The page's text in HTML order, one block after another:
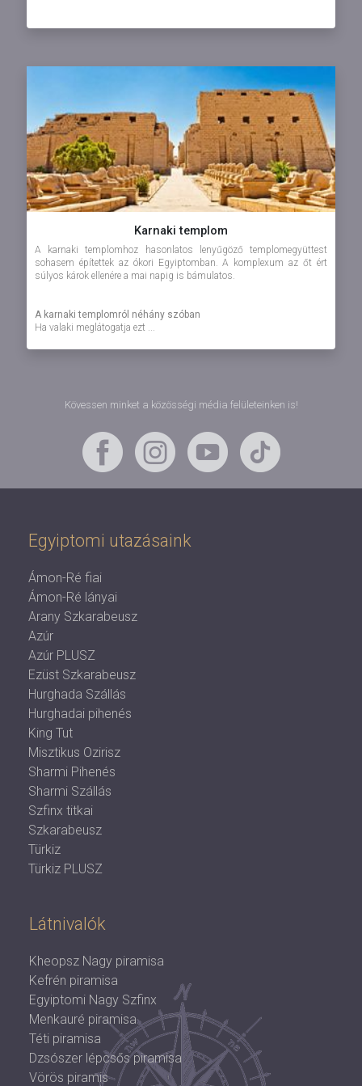
Karnaki templom
A karnaki templomhoz hasonlatos lenyűgöző templomegyüttest
sohasem építettek az ókori Egyiptomban. A komplexum az őt ért
súlyos károk ellenére a mai napig is bámulatos.
A karnaki templomról néhány szóban
Ha valaki meglátogatja ezt ...
Kövessen minket a közösségi média felületeinken is!
Egyiptomi utazásaink
Ámon-Ré fiai
Ámon-Ré lányai
Arany Szkarabeusz
Azúr
Azúr PLUSZ
Ezüst Szkarabeusz
Hurghada Szállás
Hurghadai pihenés
King Tut
Misztikus Ozirisz
Sharmi Pihenés
Sharmi Szállás
Szfinx titkai
Szkarabeusz
Türkiz
Türkiz PLUSZ
Látnivalók
Kheopsz Nagy piramisa
Kefrén piramisa
Egyiptomi Nagy Szfinx
Menkauré piramisa
Téti piramisa
Dzsószer lépcsős piramisa
Vörös piramis